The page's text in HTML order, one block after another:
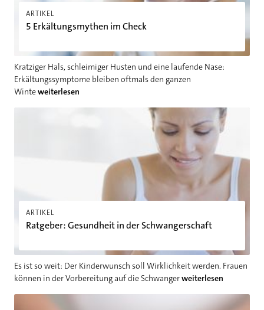
ARTIKEL
5 Erkältungsmythen im Check
Kratziger Hals, schleimiger Husten und eine laufende Nase:
Erkältungssymptome bleiben oftmals den ganzen
Winteweiterlesen
ARTIKEL
Ratgeber: Gesundheit in der Schwangerschaft
Es ist so weit: Der Kinderwunsch soll Wirklichkeit werden. Frauen
können in der Vorbereitung auf die Schwangerweiterlesen
Ratgeber: Gesundheit in der Schwangerschaft
Nicht nur Alkohol ist kritisch: Die 5 größten Feinde der Leber